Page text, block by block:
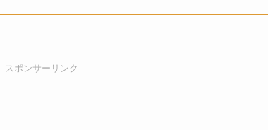
スポンサーリンク